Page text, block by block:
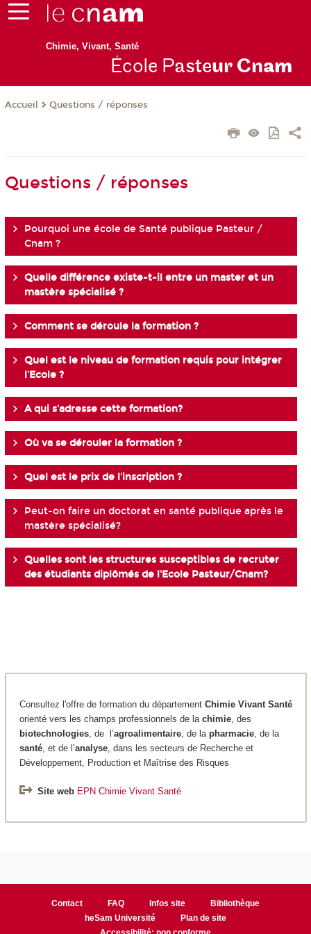
Chimie, Vivant, Santé
École Pasteur Cnam
Accueil Questions / réponses
Questions / réponses
Pourquoi une école de Santé publique Pasteur /
Cnam ?
Quelle différence existe-t-il entre un master et un
mastère spécialisé ?
Comment se déroule la formation ?
Quel est le niveau de formation requis pour intégrer
l'Ecole ?
A qui s'adresse cette formation?
Où va se dérouler la formation ?
Quel est le prix de l'inscription ?
Peut-on faire un doctorat en santé publique après le
mastère spécialisé?
Quelles sont les structures susceptibles de recruter
des étudiants diplômés de l'Ecole Pasteur/Cnam?
Consultez l'offre de formation du départementChimie Vivant Santé
orienté vers les champs professionnels de la chimie, des
biotechnologies, de l’agroalimentaire, de la pharmacie, de la
santé, et de l’analyse, dans les secteurs de Recherche et
Développement, Production et Maîtrise des Risques
Site web EPN Chimie Vivant Santé
Contact FAQ Infos site
Bibliothèque
heSam Université
Plan de site